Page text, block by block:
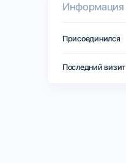
Информация
Присоединился
Последний визит